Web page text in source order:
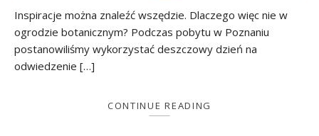
Inspiracje można znaleźć wszędzie. Dlaczego więc nie w
ogrodzie botanicznym? Podczas pobytu w Poznaniu
postanowiliśmy wykorzystać deszczowy dzień na
odwiedzenie […]
CONTINUE READING